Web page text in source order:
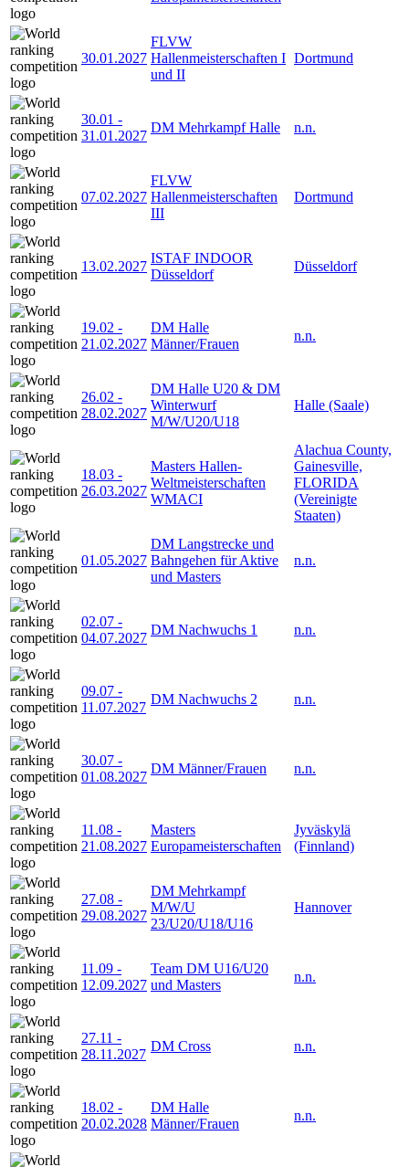
30.01.2027
FLVW
Hallenmeisterschaften I
und II
Dortmund
30.01 -
31.01.2027
DM Mehrkampf Halle n.n.
07.02.2027
FLVW
Hallenmeisterschaften
III
Dortmund
13.02.2027
ISTAF INDOOR
Düsseldorf
Düsseldorf
19.02 -
21.02.2027
DM Halle
Männer/Frauen
n.n.
26.02 -
28.02.2027
DM Halle U20 & DM
Winterwurf
M/W/U20/U18
Halle (Saale)
18.03 -
26.03.2027
Masters Hallen-
Weltmeisterschaften
WMACI
Alachua County,
Gainesville,
FLORIDA
(Vereinigte
Staaten)
01.05.2027
DM Langstrecke und
Bahngehen für Aktive
und Masters
n.n.
02.07 -
04.07.2027
DM Nachwuchs 1 n.n.
09.07 -
11.07.2027
DM Nachwuchs 2 n.n.
30.07 -
01.08.2027
DM Männer/Frauen n.n.
11.08 -
21.08.2027
Masters
Europameisterschaften
Jyväskylä
(Finnland)
27.08 -
29.08.2027
DM Mehrkampf
M/W/U
23/U20/U18/U16
Hannover
11.09 -
12.09.2027
Team DM U16/U20
und Masters
n.n.
27.11 -
28.11.2027
DM Cross n.n.
18.02 -
20.02.2028
DM Halle
Männer/Frauen
n.n.